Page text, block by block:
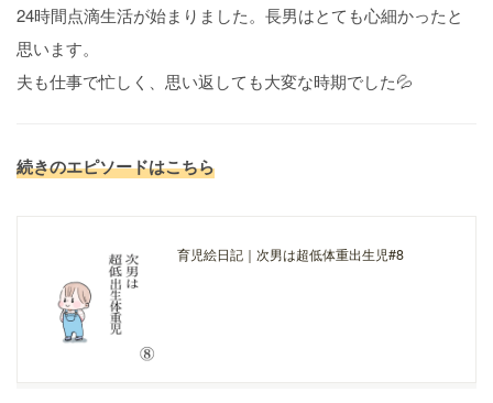
24時間点滴生活が始まりました。長男はとても心細かったと
思います。
夫も仕事で忙しく、思い返しても大変な時期でした💦
続きのエピソードはこちら
育児絵日記｜次男は超低体重出生児#8